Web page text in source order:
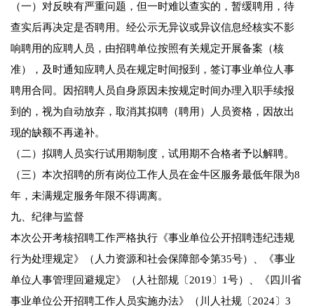
（一）对反映有严重问题，但一时难以查实的，暂缓聘用，待
查实后再决定是否聘用。经公示无异议或异议信息经核实不影
响聘用的应聘人员，由招聘单位按照有关规定开展备案（核
准），及时通知应聘人员在规定时间报到，签订事业单位人事
聘用合同。因招聘人员自身原因未按规定时间办理入职手续报
到的，视为自动放弃，取消其拟聘（聘用）人员资格，因故出
现的缺额不再递补。
（二）拟聘人员实行试用期制度，试用期不合格者予以解聘。
（三）本次招聘的所有岗位工作人员在金牛区服务最低年限为8
年，未满规定服务年限不得调离。
九、纪律与监督
本次公开考核招聘工作严格执行《事业单位公开招聘违纪违规
行为处理规定》（人力资源和社会保障部令第35号）、《事业
单位人事管理回避规定》（人社部规〔2019〕1号）、《四川省
事业单位公开招聘工作人员实施办法》（川人社规〔2024〕3